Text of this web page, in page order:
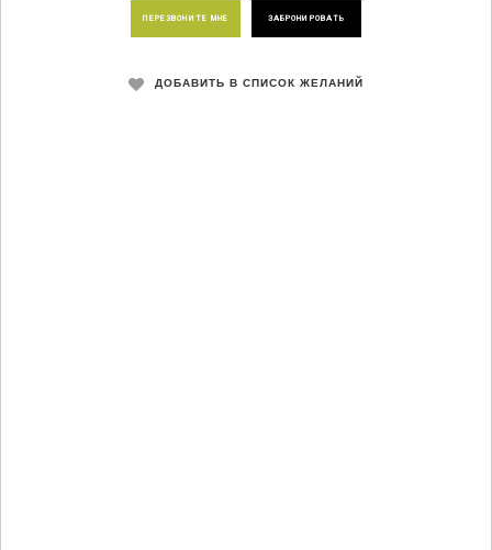
ПЕРЕЗВОНИТЕ МНЕ ЗАБРОНИРОВАТЬ
ДОБАВИТЬ В СПИСОК ЖЕЛАНИЙ